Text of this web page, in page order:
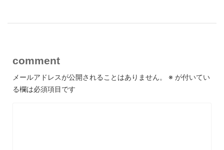
comment
メールアドレスが公開されることはありません。 ※ が付いてい
る欄は必須項目です